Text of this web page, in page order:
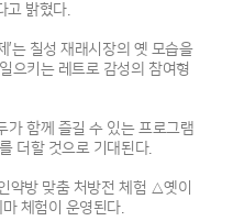
고 밝혔다.
’는 칠성 재래시장의 옛 모습을
으키는 레트로 감성의 참여형
가 함께 즐길 수 있는 프로그램
더할 것으로 기대된다.
약방 맞춤 처방전 체험 △옛이
체험이 운영된다.